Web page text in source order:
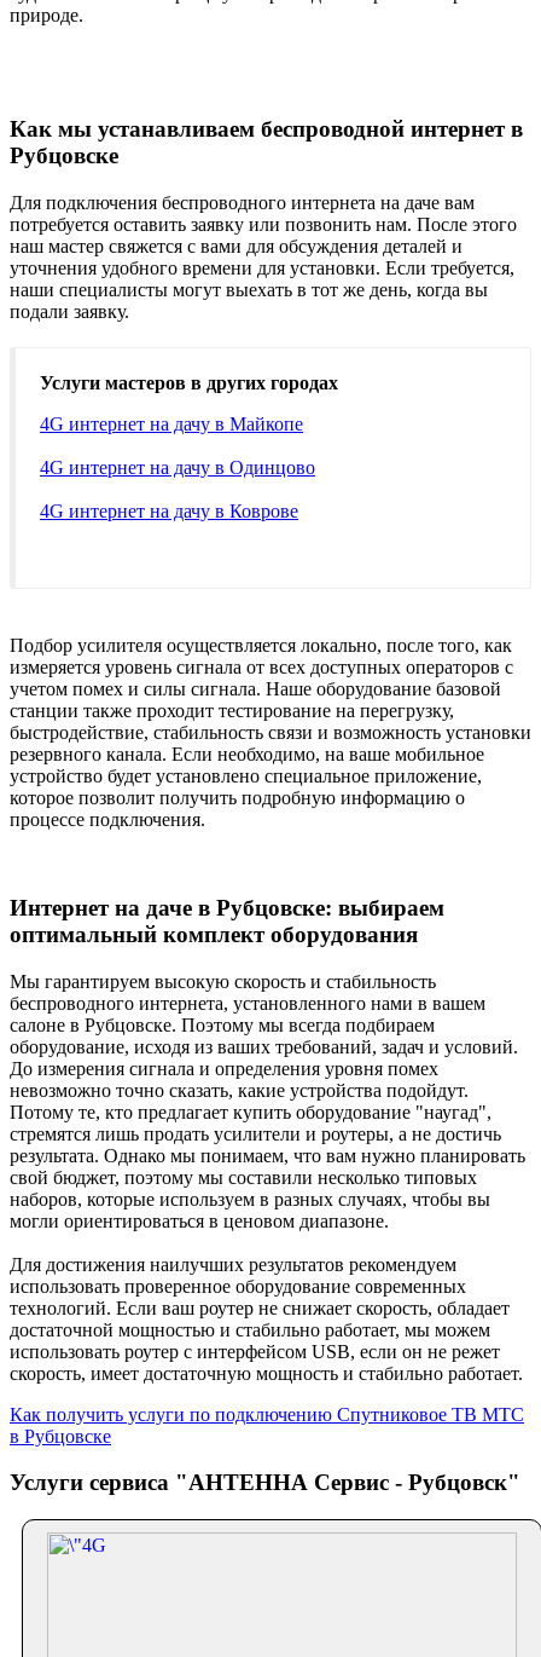
природе.
Как мы устанавливаем беспроводной интернет в
Рубцовске
Для подключения беспроводного интернета на даче вам
потребуется оставить заявку или позвонить нам. После этого
наш мастер свяжется с вами для обсуждения деталей и
уточнения удобного времени для установки. Если требуется,
наши специалисты могут выехать в тот же день, когда вы
подали заявку.
Услуги мастеров в других городах
4G интернет на дачу в Майкопе
4G интернет на дачу в Одинцово
4G интернет на дачу в Коврове
Подбор усилителя осуществляется локально, после того, как
измеряется уровень сигнала от всех доступных операторов с
учетом помех и силы сигнала. Наше оборудование базовой
станции также проходит тестирование на перегрузку,
быстродействие, стабильность связи и возможность установки
резервного канала. Если необходимо, на ваше мобильное
устройство будет установлено специальное приложение,
которое позволит получить подробную информацию о
процессе подключения.
Интернет на даче в Рубцовске: выбираем
оптимальный комплект оборудования
Мы гарантируем высокую скорость и стабильность
беспроводного интернета, установленного нами в вашем
салоне в Рубцовске. Поэтому мы всегда подбираем
оборудование, исходя из ваших требований, задач и условий.
До измерения сигнала и определения уровня помех
невозможно точно сказать, какие устройства подойдут.
Потому те, кто предлагает купить оборудование "наугад",
стремятся лишь продать усилители и роутеры, а не достичь
результата. Однако мы понимаем, что вам нужно планировать
свой бюджет, поэтому мы составили несколько типовых
наборов, которые используем в разных случаях, чтобы вы
могли ориентироваться в ценовом диапазоне.
Для достижения наилучших результатов рекомендуем
использовать проверенное оборудование современных
технологий. Если ваш роутер не снижает скорость, обладает
достаточной мощностью и стабильно работает, мы можем
использовать роутер с интерфейсом USB, если он не режет
скорость, имеет достаточную мощность и стабильно работает.
Как получить услуги по подключению Спутниковое ТВ МТС
в Рубцовске
Услуги сервиса "АНТЕННА Сервис - Рубцовск"